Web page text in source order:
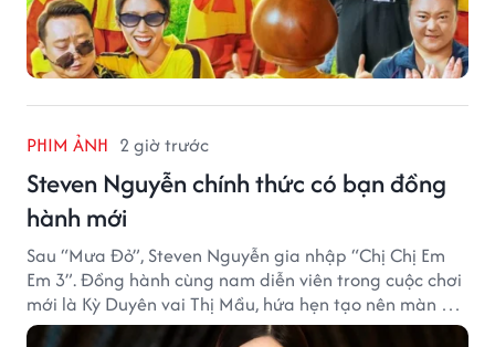
PHIM ẢNH 2 giờ trước
Steven Nguyễn chính thức có bạn đồng
hành mới
Sau “Mưa Đỏ”, Steven Nguyễn gia nhập “Chị Chị Em
Em 3”. Đồng hành cùng nam diễn viên trong cuộc chơi
mới là Kỳ Duyên vai Thị Mầu, hứa hẹn tạo nên màn kết
hợp nhiều bất ngờ.